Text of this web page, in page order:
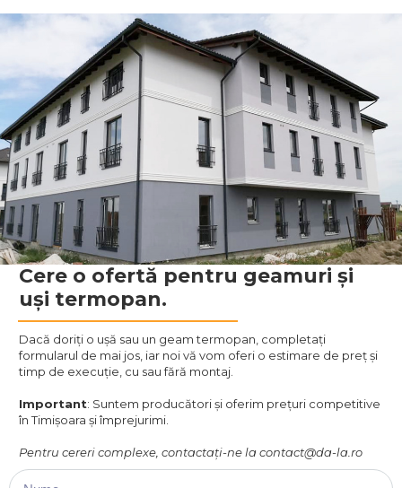
Cere o ofertă pentru geamuri și
uși termopan.
Dacă doriți o ușă sau un geam termopan, completați
formularul de mai jos, iar noi vă vom oferi o estimare de preț și
timp de execuție, cu sau fără montaj.
Important: Suntem producători și oferim prețuri competitive
în Timișoara și împrejurimi.
Pentru cereri complexe, contactați-ne la contact@da-la.ro